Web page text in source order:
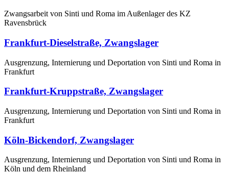
Zwangsarbeit von Sinti und Roma im Außenlager des KZ
Ravensbrück
Frankfurt-Dieselstraße, Zwangslager
Ausgrenzung, Internierung und Deportation von Sinti und Roma in
Frankfurt
Frankfurt-Kruppstraße, Zwangslager
Ausgrenzung, Internierung und Deportation von Sinti und Roma in
Frankfurt
Köln-Bickendorf, Zwangslager
Ausgrenzung, Internierung und Deportation von Sinti und Roma in
Köln und dem Rheinland